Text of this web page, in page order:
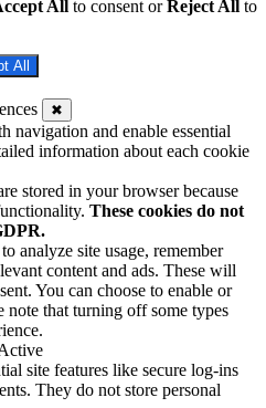
All to consent orReject All to
All
✖
navigation and enable essential
information about each cookie
stored in your browser because
These cookies do not
analyze site usage, remember
content and ads. These will
You can choose to enable or
note that turning off some types
site features like secure log-ins
They do not store personal